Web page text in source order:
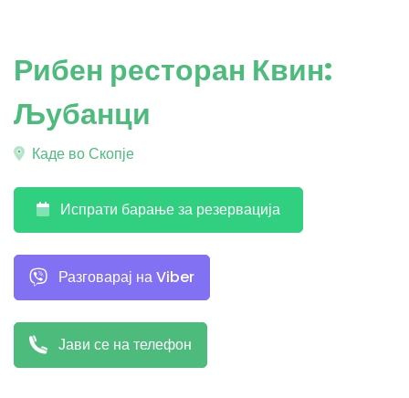
Рибен ресторан Квин:
Љубанци
Каде во Скопје
Испрати барање за резервација
Разговарај на Viber
Јави се на телефон